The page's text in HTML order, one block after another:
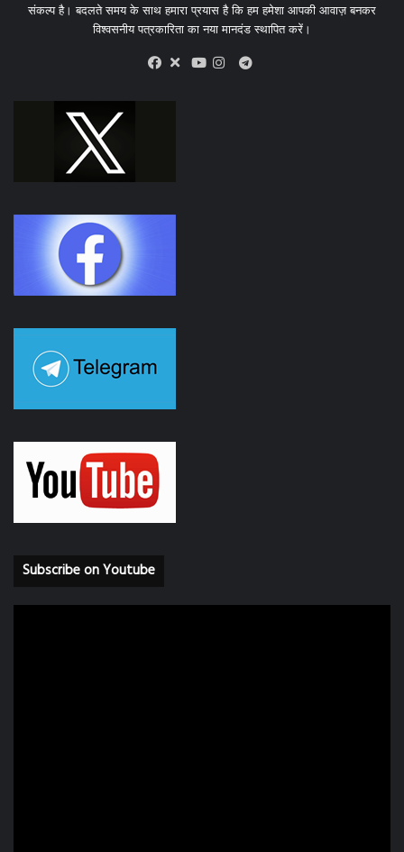
संकल्प है। बदलते समय के साथ हमारा प्रयास है कि हम हमेशा आपकी आवाज़ बनकर
विश्वसनीय पत्रकारिता का नया मानदंड स्थापित करें।
X
Telegram
Subscribe on Youtube